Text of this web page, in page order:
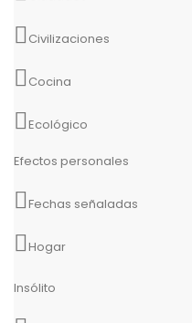
Civilizaciones
Cocina
Ecológico
Efectos personales
Fechas señaladas
Hogar
Insólito